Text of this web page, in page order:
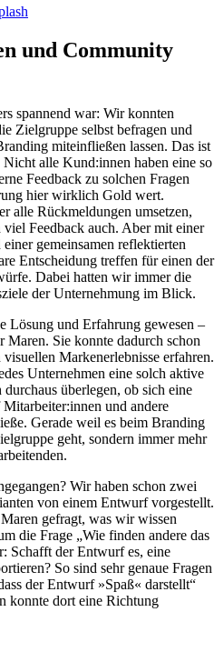
und Community
spannend war: Wir konnten
Zielgruppe selbst befragen und
miteinfließen lassen. Das ist
alle Kund:innen haben eine so
Feedback zu solchen Fragen
hier wirklich Gold wert.
alle Rückmeldungen umsetzen,
Feedback auch. Aber mit einer
gemeinsamen reflektierten
Entscheidung treffen für einen der
Dabei hatten wir immer die
der Unternehmung im Blick.
Lösung und Erfahrung gewesen –
Maren. Sie konnte dadurch schon
Markenerlebnisse erfahren.
Unternehmen eine solch aktive
überlegen, ob sich eine
und andere
Gerade weil es beim Branding
geht, sondern immer mehr
Wir haben schon zwei
von einem Entwurf vorgestellt.
gefragt, was wir wissen
die Frage „Wie finden andere das
Schafft der Entwurf es, eine
So sind sehr genaue Fragen
der Entwurf »Spaß« darstellt“
konnte dort eine Richtung